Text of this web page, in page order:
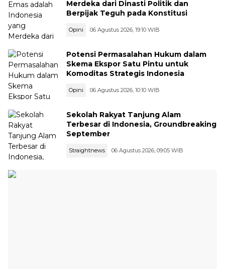
Merdeka dari Dinasti Politik dan
Berpijak Teguh pada Konstitusi
Opini 06 Agustus 2026, 19:10 WIB
Potensi Permasalahan Hukum dalam
Skema Ekspor Satu Pintu untuk
Komoditas Strategis Indonesia
Opini 06 Agustus 2026, 10:10 WIB
Sekolah Rakyat Tanjung Alam
Terbesar di Indonesia, Groundbreaking
September
Straightnews 06 Agustus 2026, 09:05 WIB